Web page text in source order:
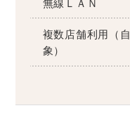
無線ＬＡＮ
複数店舗利用（
象）